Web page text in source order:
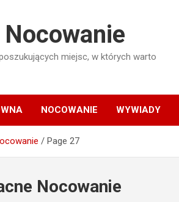
miejsc, w których warto
NOCOWANIE WYWIADY
Page 27
Nocowanie